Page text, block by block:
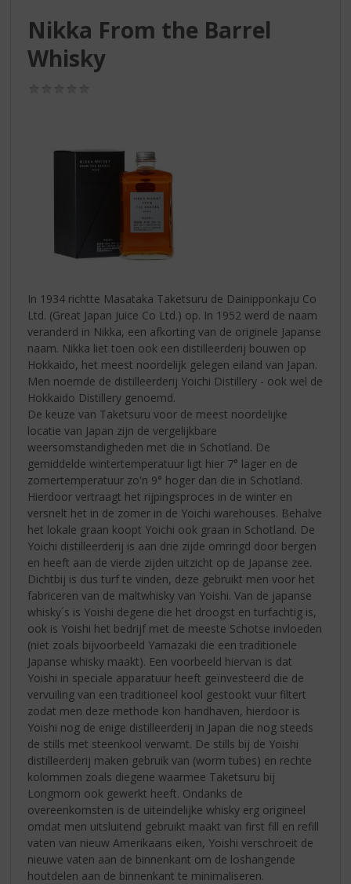
Nikka From the Barrel
Whisky
In 1934 richtte Masataka Taketsuru de Dainipponkaju Co
Ltd. (Great Japan Juice Co Ltd.) op. In 1952 werd de naam
veranderd in Nikka, een afkorting van de originele Japanse
naam. Nikka liet toen ook een distilleerderij bouwen op
Hokkaido, het meest noordelijk gelegen eiland van Japan.
Men noemde de distilleerderij Yoichi Distillery - ook wel de
Hokkaido Distillery genoemd.
De keuze van Taketsuru voor de meest noordelijke
locatie van Japan zijn de vergelijkbare
weersomstandigheden met die in Schotland. De
gemiddelde wintertemperatuur ligt hier 7° lager en de
zomertemperatuur zo'n 9° hoger dan die in Schotland.
Hierdoor vertraagt het rijpingsproces in de winter en
versnelt het in de zomer in de Yoichi warehouses. Behalve
het lokale graan koopt Yoichi ook graan in Schotland. De
Yoichi distilleerderij is aan drie zijde omringd door bergen
en heeft aan de vierde zijden uitzicht op de Japanse zee.
Dichtbij is dus turf te vinden, deze gebruikt men voor het
fabriceren van de maltwhisky van Yoishi. Van de japanse
whisky´s is Yoishi degene die het droogst en turfachtig is,
ook is Yoishi het bedrijf met de meeste Schotse invloeden
(niet zoals bijvoorbeeld Yamazaki die een traditionele
Japanse whisky maakt). Een voorbeeld hiervan is dat
Yoishi in speciale apparatuur heeft geïnvesteerd die de
vervuiling van een traditioneel kool gestookt vuur filtert
zodat men deze methode kon handhaven, hierdoor is
Yoishi nog de enige distilleerderij in Japan die nog steeds
de stills met steenkool verwamt. De stills bij de Yoishi
distilleerderij maken gebruik van (worm tubes) en rechte
kolommen zoals diegene waarmee Taketsuru bij
Longmorn ook gewerkt heeft. Ondanks de
overeenkomsten is de uiteindelijke whisky erg origineel
omdat men uitsluitend gebruikt maakt van first fill en refill
vaten van nieuw Amerikaans eiken, Yoishi verschroeit de
nieuwe vaten aan de binnenkant om de loshangende
houtdelen aan de binnenkant te minimaliseren.